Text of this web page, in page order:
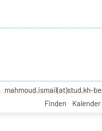
Finden Kalender
mahmoud.ismail(at)stud.kh-